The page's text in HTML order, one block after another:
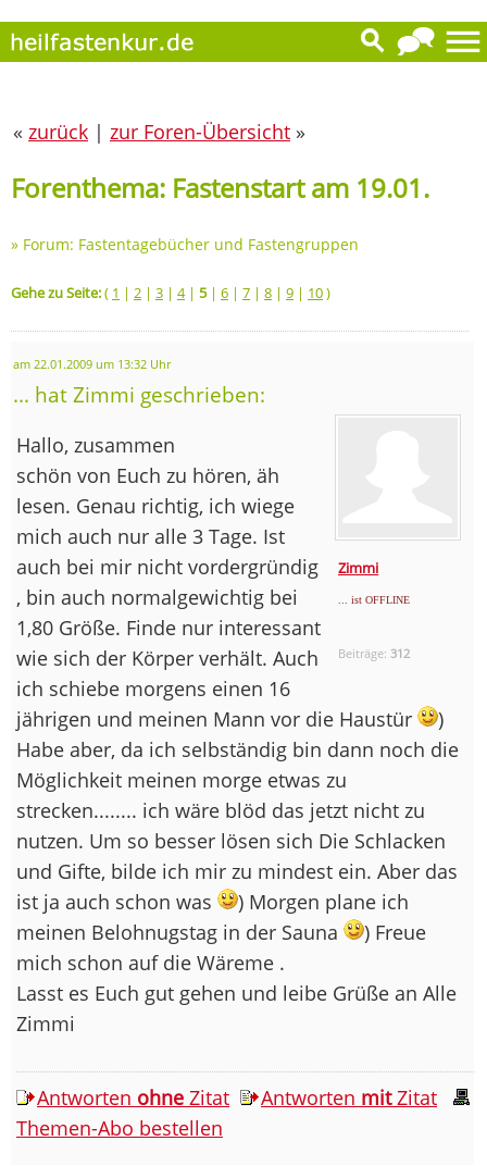
« zurück | zur Foren-Übersicht »
Forenthema: Fastenstart am 19.01.
» Forum: Fastentagebücher und Fastengruppen
Gehe zu Seite:( 1 | 2 | 3 | 4| 5| 6 | 7 | 8 | 9 | 10)
am 22.01.2009 um 13:32 Uhr
... hat Zimmi geschrieben:
Zimmi
... ist OFFLINE
Beiträge:312
Hallo, zusammen
schön von Euch zu hören, äh
lesen. Genau richtig, ich wiege
mich auch nur alle 3 Tage. Ist
auch bei mir nicht vordergründig
, bin auch normalgewichtig bei
1,80 Größe. Finde nur interessant
wie sich der Körper verhält. Auch
ich schiebe morgens einen 16
jährigen und meinen Mann vor die Haustür
)
Habe aber, da ich selbständig bin dann noch die
Möglichkeit meinen morge etwas zu
strecken........ ich wäre blöd das jetzt nicht zu
nutzen. Um so besser lösen sich Die Schlacken
und Gifte, bilde ich mir zu mindest ein. Aber das
ist ja auch schon was
) Morgen plane ich
meinen Belohnugstag in der Sauna
) Freue
mich schon auf die Wäreme .
Lasst es Euch gut gehen und leibe Grüße an Alle
Zimmi
Antworten ohne Zitat Antworten mitZitat
Themen-Abo bestellen